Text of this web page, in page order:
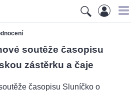
soutěže časopisu
zástěrku a čaje